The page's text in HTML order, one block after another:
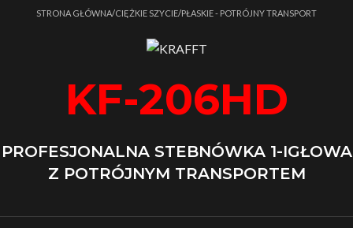
Strona główna/CIĘŻKIE SZYCIE/PŁASKIE - POTRÓJNY TRANSPORT
KF-206HD
PROFESJONALNA STEBNÓWKA 1-IGŁOWA
Z POTRÓJNYM TRANSPORTEM